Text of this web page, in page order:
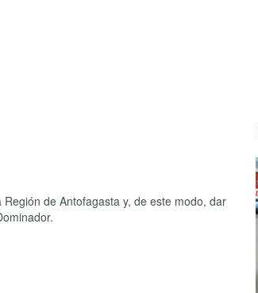
de Antofagasta y, de este modo, dar